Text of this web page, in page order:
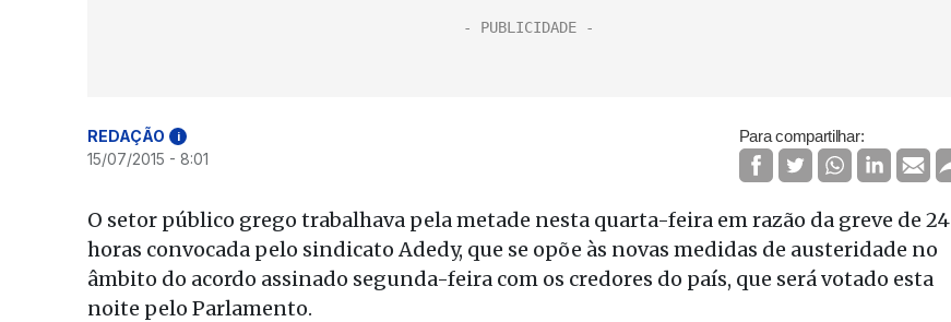
REDAÇÃO i
15/07/2015 - 8:01
Para compartilhar:
O setor público grego trabalhava pela metade nesta quarta-feira em razão da greve de 24
horas convocada pelo sindicato Adedy, que se opõe às novas medidas de austeridade no
âmbito do acordo assinado segunda-feira com os credores do país, que será votado esta
noite pelo Parlamento.